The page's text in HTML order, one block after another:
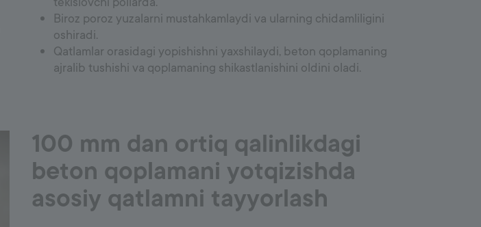
Biroz poroz yuzalarni mustahkamlaydi va ularning chidamliligini
oshiradi.
Qatlamlar orasidagi yopishishni yaxshilaydi, beton qoplamaning
ajralib tushishi va qoplamaning shikastlanishini oldini oladi.
100 mm dan ortiq qalinlikdagi
beton qoplamani yotqizishda
asosiy qatlamni tayyorlash